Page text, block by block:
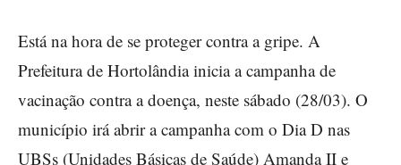
Está na hora de se proteger contra a gripe. A
Prefeitura de Hortolândia inicia a campanha de
vacinação contra a doença, neste sábado (28/03). O
município irá abrir a campanha com o Dia D nas
UBSs (Unidades Básicas de Saúde) Amanda II e